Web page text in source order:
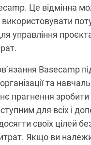
Це відмінна
використовувати
управління
Basecamp
та
прагнення зробити
для всіх і
своїх цілей
Якщо ви